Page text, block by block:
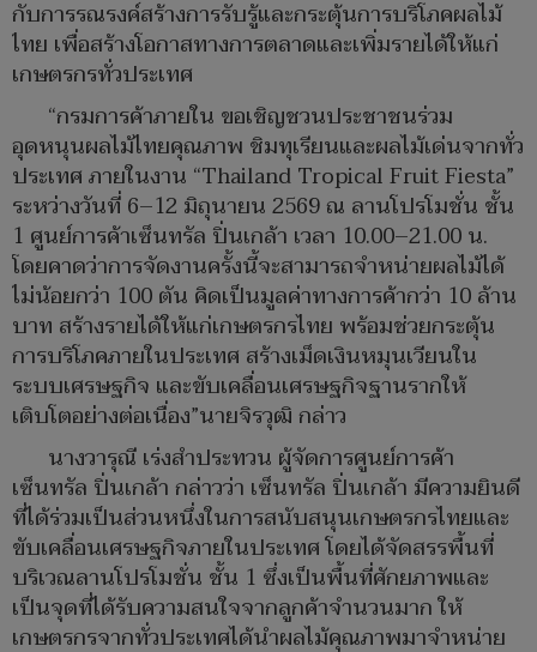
กับการรณรงค์สร้างการรับรู้และกระตุ้นการบริโภคผลไม้
ไทย เพื่อสร้างโอกาสทางการตลาดและเพิ่มรายได้ให้แก่
เกษตรกรทั่วประเทศ
“กรมการค้าภายใน ขอเชิญชวนประชาชนร่วม
อุดหนุนผลไม้ไทยคุณภาพ ชิมทุเรียนและผลไม้เด่นจากทั่ว
ประเทศ ภายในงาน “Thailand Tropical Fruit Fiesta”
ระหว่างวันที่ 6–12 มิถุนายน 2569 ณ ลานโปรโมชั่น ชั้น
1 ศูนย์การค้าเซ็นทรัล ปิ่นเกล้า เวลา 10.00–21.00 น.
โดยคาดว่าการจัดงานครั้งนี้จะสามารถจำหน่ายผลไม้ได้
ไม่น้อยกว่า 100 ตัน คิดเป็นมูลค่าทางการค้ากว่า 10 ล้าน
บาท สร้างรายได้ให้แก่เกษตรกรไทย พร้อมช่วยกระตุ้น
การบริโภคภายในประเทศ สร้างเม็ดเงินหมุนเวียนใน
ระบบเศรษฐกิจ และขับเคลื่อนเศรษฐกิจฐานรากให้
เติบโตอย่างต่อเนื่อง”นายจิรวุฒิ กล่าว
นางวารุณี เร่งสำประทวน ผู้จัดการศูนย์การค้า
เซ็นทรัล ปิ่นเกล้า กล่าวว่า เซ็นทรัล ปิ่นเกล้า มีความยินดี
ที่ได้ร่วมเป็นส่วนหนึ่งในการสนับสนุนเกษตรกรไทยและ
ขับเคลื่อนเศรษฐกิจภายในประเทศ โดยได้จัดสรรพื้นที่
บริเวณลานโปรโมชั่น ชั้น 1 ซึ่งเป็นพื้นที่ศักยภาพและ
เป็นจุดที่ได้รับความสนใจจากลูกค้าจำนวนมาก ให้
เกษตรกรจากทั่วประเทศได้นำผลไม้คุณภาพมาจำหน่าย